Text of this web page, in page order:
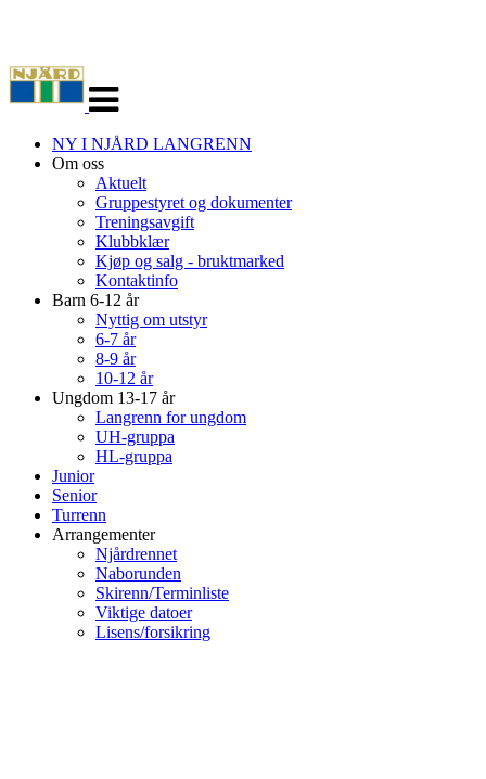
navigasjon
NY I NJÅRD LANGRENN
Om oss
Aktuelt
Gruppestyret og dokumenter
Treningsavgift
Klubbklær
Kjøp og salg - bruktmarked
Kontaktinfo
Barn 6-12 år
Nyttig om utstyr
6-7 år
8-9 år
10-12 år
Ungdom 13-17 år
Langrenn for ungdom
UH-gruppa
HL-gruppa
Junior
Senior
Turrenn
Arrangementer
Njårdrennet
Naborunden
Skirenn/Terminliste
Viktige datoer
Lisens/forsikring